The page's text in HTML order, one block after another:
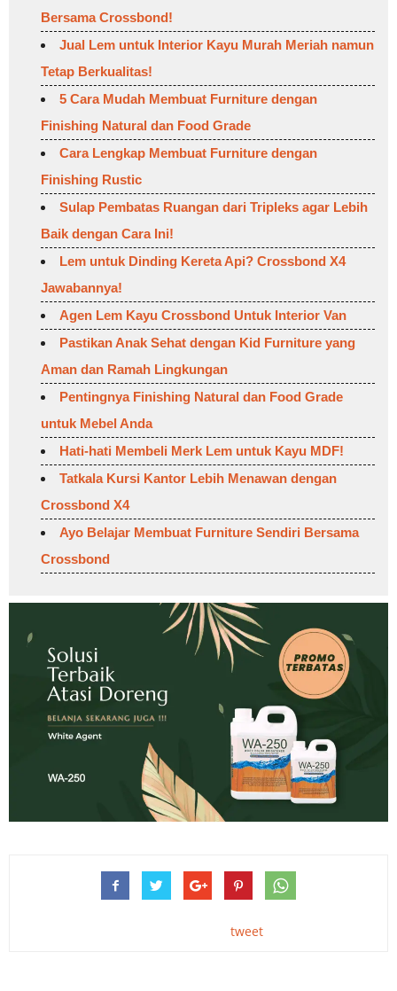
Bersama Crossbond!
Jual Lem untuk Interior Kayu Murah Meriah namun
Tetap Berkualitas!
5 Cara Mudah Membuat Furniture dengan
Finishing Natural dan Food Grade
Cara Lengkap Membuat Furniture dengan
Finishing Rustic
Sulap Pembatas Ruangan dari Tripleks agar Lebih
Baik dengan Cara Ini!
Lem untuk Dinding Kereta Api? Crossbond X4
Jawabannya!
Agen Lem Kayu Crossbond Untuk Interior Van
Pastikan Anak Sehat dengan Kid Furniture yang
Aman dan Ramah Lingkungan
Pentingnya Finishing Natural dan Food Grade
untuk Mebel Anda
Hati-hati Membeli Merk Lem untuk Kayu MDF!
Tatkala Kursi Kantor Lebih Menawan dengan
Crossbond X4
Ayo Belajar Membuat Furniture Sendiri Bersama
Crossbond
tweet